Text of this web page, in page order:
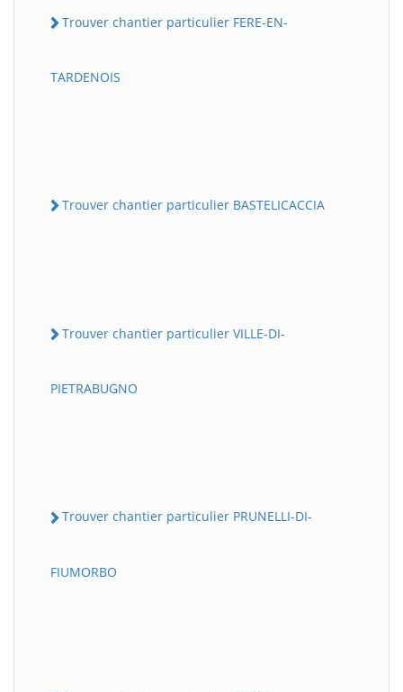
Trouver chantier particulier FERE-EN-
TARDENOIS
Trouver chantier particulier BASTELICACCIA
Trouver chantier particulier VILLE-DI-
PIETRABUGNO
Trouver chantier particulier PRUNELLI-DI-
FIUMORBO